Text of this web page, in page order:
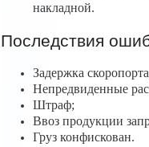
накладной.
Последствия
Задержка
Непредвиденные
Штраф;
Ввоз продукции
Груз конфискован.